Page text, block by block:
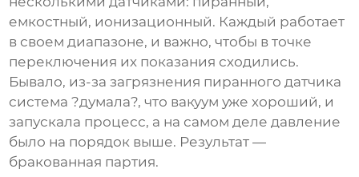
емкостный, ионизационный. Каждый работает
в своем диапазоне, и важно, чтобы в точке
переключения их показания сходились.
Бывало, из-за загрязнения пиранного датчика
система ?думала?, что вакуум уже хороший, и
запускала процесс, а на самом деле давление
было на порядок выше. Результат —
бракованная партия.